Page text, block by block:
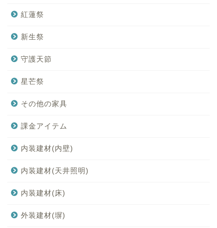
紅蓮祭
新生祭
守護天節
星芒祭
その他の家具
課金アイテム
内装建材(内壁)
内装建材(天井照明)
内装建材(床)
外装建材(塀)